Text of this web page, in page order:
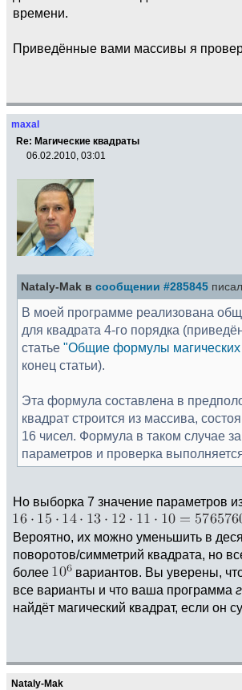
времени.
Приведённые вами массивы я
maxal
Re: Магические квадраты
06.02.2010, 03:01
Nataly-Mak в сообщении #285845
В моей программе реализована
для квадрата 4-го порядка
статье "Общие формулы магических
конец статьи).
Эта формула составлена в
квадрат строится из массива,
16 чисел. Формула в таком случае
параметров и проверка
Но выборка 7 значение параметров
Вероятно, их можно уменьшить в
поворотов/симметрий квадрата, но
более
вариантов. Вы уверены,
все варианты и что ваша программа
найдёт магический квадрат, если он
Nataly-Mak